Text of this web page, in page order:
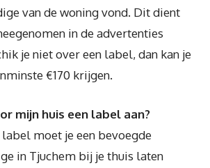
van de woning vond. Dit dient
in de advertenties
je niet over een label, dan kan je
€170 krijgen.
mijn huis een label aan?
moet je een bevoegde
in Tjuchem bij je thuis laten